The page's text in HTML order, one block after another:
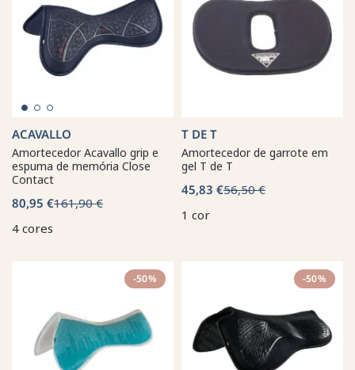
ACAVALLO
Amortecedor Acavallo grip e
espuma de memória Close
Contact
80,95 €161,90 €
4 cores
T DE T
Amortecedor de garrote em
gel T de T
45,83 €56,50 €
1 cor
-50% -50%